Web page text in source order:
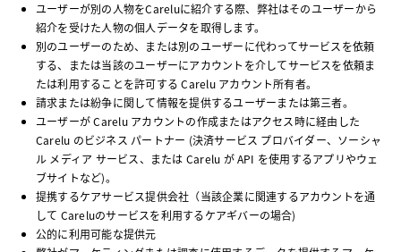
ユーザーが別の人物をCareluに紹介する際、弊社はそのユーザーから
紹介を受けた人物の個人データを取得します。
別のユーザーのため、または別のユーザーに代わってサービスを依頼
する、または当該のユーザーにアカウントを介してサービスを依頼ま
たは利用することを許可する Carelu アカウント所有者。
請求または紛争に関して情報を提供するユーザーまたは第三者。
ユーザーが Carelu アカウントの作成またはアクセス時に経由した
Carelu のビジネス パートナー (決済サービス プロバイダー、ソーシャ
ル メディア サービス、または Carelu が API を使用するアプリやウェ
ブサイトなど)。
提携するケアサービス提供会社（当該企業に関連するアカウントを通
して Careluのサービスを利用するケアギバーの場合)
公的に利用可能な提供元